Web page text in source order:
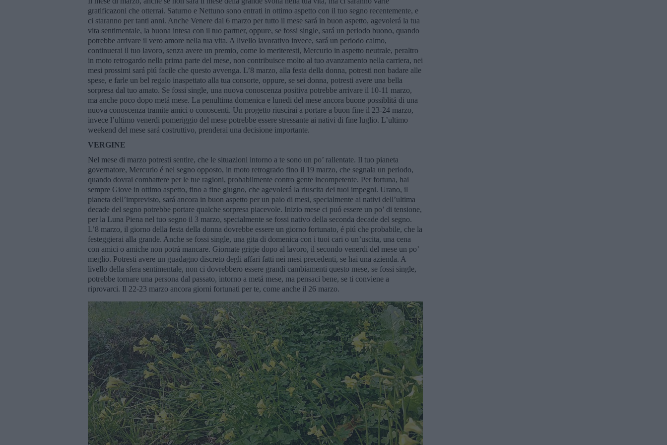
gratificazoni che otterrai. Saturno e Nettuno sono entrati in ottimo aspetto con il tuo segno recentemente, e
ci staranno per tanti anni. Anche Venere dal 6 marzo per tutto il mese sará in buon aspetto, agevolerá la tua
vita sentimentale, la buona intesa con il tuo partner, oppure, se fossi single, sará un periodo buono, quando
potrebbe arrivare il vero amore nella tua vita. A livello lavorativo invece, sará un periodo calmo,
continuerai il tuo lavoro, senza avere un premio, come lo meriteresti, Mercurio in aspetto neutrale, peraltro
in moto retrogardo nella prima parte del mese, non contribuisce molto al tuo avanzamento nella carriera, nei
mesi prossimi sará piú facile che questo avvenga. L’8 marzo, alla festa della donna, potresti non badare alle
spese, e farle un bel regalo inaspettato alla tua consorte, oppure, se sei donna, potresti avere una bella
sorpresa dal tuo amato. Se fossi single, una nuova conoscenza positiva potrebbe arrivare il 10-11 marzo,
ma anche poco dopo metá mese. La penultima domenica e lunedi del mese ancora buone possiblitá di una
nuova conoscenza tramite amici o conoscenti. Un progetto riuscirai a portare a buon fine il 23-24 marzo,
invece l’ultimo venerdi pomeriggio del mese potrebbe essere stressante ai nativi di fine luglio. L’ultimo
weekend del mese sará costruttivo, prenderai una decisione importante.
VERGINE
Nel mese di marzo potresti sentire, che le situazioni intorno a te sono un po’ rallentate. Il tuo pianeta
governatore, Mercurio é nel segno opposto, in moto retrogrado fino il 19 marzo, che segnala un periodo,
quando dovrai combattere per le tue ragioni, probabilmente contro gente incompetente. Per fortuna, hai
sempre Giove in ottimo aspetto, fino a fine giugno, che agevolerá la riuscita dei tuoi impegni. Urano, il
pianeta dell’imprevisto, sará ancora in buon aspetto per un paio di mesi, specialmente ai nativi dell’ultima
decade del segno potrebbe portare qualche sorpresa piacevole. Inizio mese ci puó essere un po’ di tensione,
per la Luna Piena nel tuo segno il 3 marzo, specialmente se fossi nativo della seconda decade del segno.
L’8 marzo, il giorno della festa della donna dovrebbe essere un giorno fortunato, é piú che probabile, che la
festeggierai alla grande. Anche se fossi single, una gita di domenica con i tuoi cari o un’uscita, una cena
con amici o amiche non potrá mancare. Giornate grigie dopo al lavoro, il secondo venerdi del mese un po’
meglio. Potresti avere un guadagno discreto degli affari fatti nei mesi precedenti, se hai una azienda. A
livello della sfera sentimentale, non ci dovrebbero essere grandi cambiamenti questo mese, se fossi single,
potrebbe tornare una persona dal passato, intorno a metá mese, ma pensaci bene, se ti conviene a
riprovarci. Il 22-23 marzo ancora giorni fortunati per te, come anche il 26 marzo.